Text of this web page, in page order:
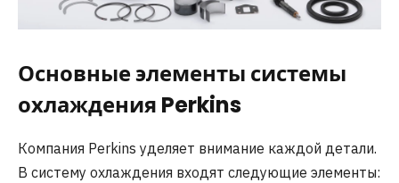
Основные элементы системы
охлаждения Perkins
Компания Perkins уделяет внимание каждой детали.
В систему охлаждения входят следующие элементы: